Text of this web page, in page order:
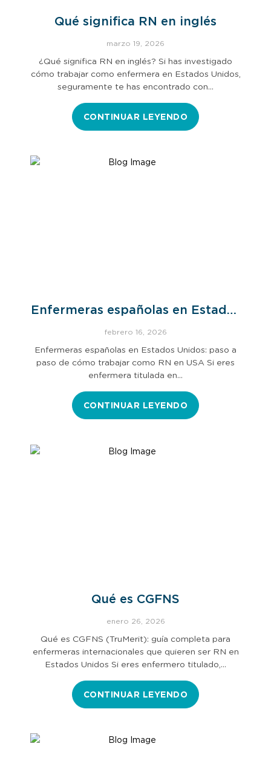
Qué significa RN en inglés
marzo 19, 2026
¿Qué significa RN en inglés? Si has investigado
cómo trabajar como enfermera en Estados Unidos,
seguramente te has encontrado con…
CONTINUAR LEYENDO
Enfermeras españolas en Estados
Unidos
febrero 16, 2026
Enfermeras españolas en Estados Unidos: paso a
paso de cómo trabajar como RN en USA Si eres
enfermera titulada en…
CONTINUAR LEYENDO
Qué es CGFNS
enero 26, 2026
Qué es CGFNS (TruMerit): guía completa para
enfermeras internacionales que quieren ser RN en
Estados Unidos Si eres enfermero titulado,…
CONTINUAR LEYENDO